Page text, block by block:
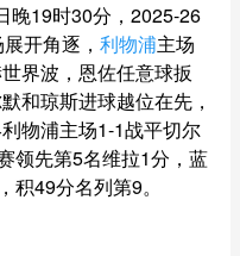
晚19时30分，2025-26
开角逐， 利物浦主场
界波，恩佐任意球扳
和琼斯进球越位在先，
物浦主场1-1战平切尔
领先第5名维拉1分，蓝
49分名列第9。